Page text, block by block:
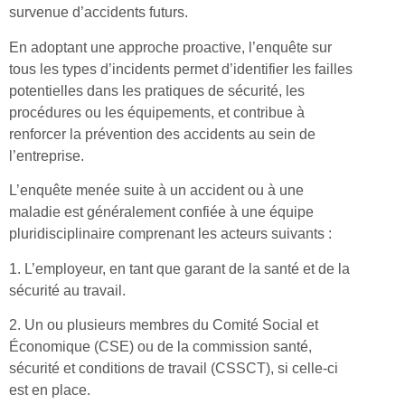
survenue d’accidents futurs.
En adoptant une approche proactive, l’enquête sur
tous les types d’incidents permet d’identifier les failles
potentielles dans les pratiques de sécurité, les
procédures ou les équipements, et contribue à
renforcer la prévention des accidents au sein de
l’entreprise.
L’enquête menée suite à un accident ou à une
maladie est généralement confiée à une équipe
pluridisciplinaire comprenant les acteurs suivants :
1. L’employeur, en tant que garant de la santé et de la
sécurité au travail.
2. Un ou plusieurs membres du Comité Social et
Économique (CSE) ou de la commission santé,
sécurité et conditions de travail (CSSCT), si celle-ci
est en place.